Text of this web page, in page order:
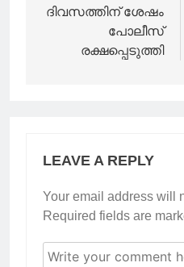
ദിവസത്തിന് ശേഷം
പോലീസ്
രക്ഷപ്പെടുത്തി
LEAVE A REPLY
Your email address will
Required fields are